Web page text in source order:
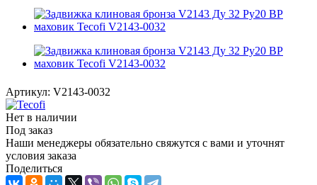
Артикул: V2143-0032
Нет в наличии
Под заказ
Наши менеджеры обязательно свяжутся с вами и уточнят
условия заказа
Поделиться